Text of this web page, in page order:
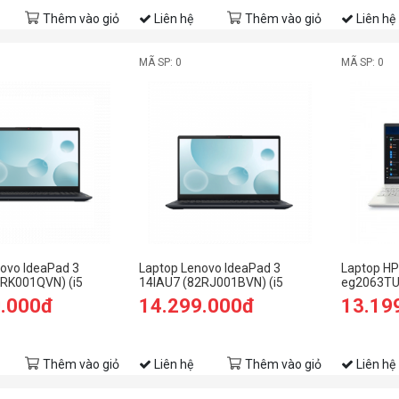
Thêm vào giỏ Liên hệ Thêm vào giỏ Liên hệ
IdeaPad 3
(i5
RAM/512GB
Win11/Xanh)
Thêm vào giỏ
MÃ SP: 0
Laptop Lenovo IdeaPad 3
14IAU7 (82RJ001BVN) (i5
1235U/8GB RAM/512GB
SSD/14 FHD/Win11/Xanh)
14.299.000đ
Liên hệ Thêm vào giỏ
MÃ SP: 0
Laptop
1215U/
SSD/15.6
Liên hệ